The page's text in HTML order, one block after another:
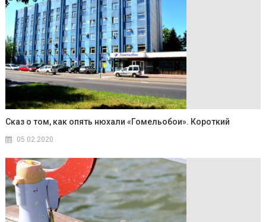
Сказ о том, как опять нюхали «Гомельобои». Короткий
05.02.2020